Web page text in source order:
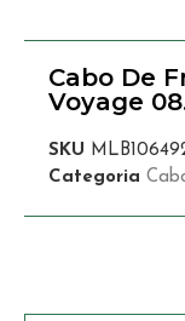
Cabo De
Voyage
SKU
Categoria